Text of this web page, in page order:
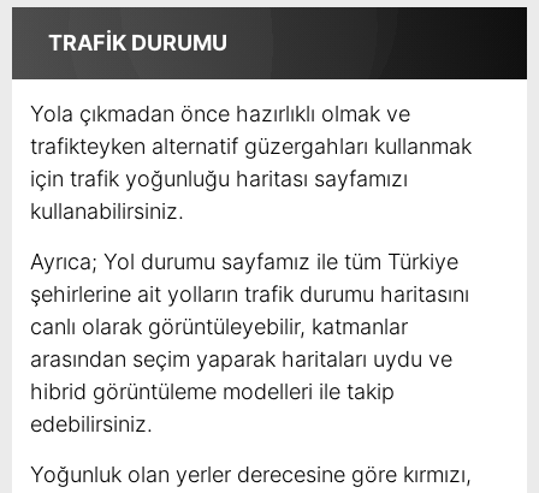
TRAFİK DURUMU
Yola çıkmadan önce hazırlıklı olmak ve
trafikteyken alternatif güzergahları kullanmak
için trafik yoğunluğu haritası sayfamızı
kullanabilirsiniz.
Ayrıca; Yol durumu sayfamız ile tüm Türkiye
şehirlerine ait yolların trafik durumu haritasını
canlı olarak görüntüleyebilir, katmanlar
arasından seçim yaparak haritaları uydu ve
hibrid görüntüleme modelleri ile takip
edebilirsiniz.
Yoğunluk olan yerler derecesine göre kırmızı,